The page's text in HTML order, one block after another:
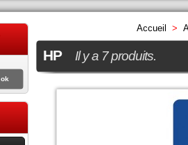
Accueil >
HP Il y a 7 produits.